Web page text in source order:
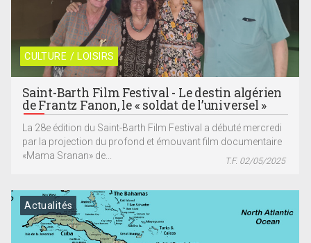
CULTURE / LOISIRS
Saint-Barth Film Festival - Le destin algérien
de Frantz Fanon, le « soldat de l’universel »
La 28e édition du Saint-Barth Film Festival a débuté mercredi
par la projection du profond et émouvant film documentaire
«Mama Sranan» de...
T.F. 02/05/2025
Actualités